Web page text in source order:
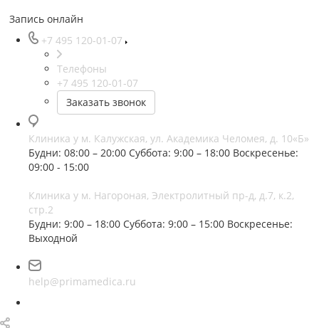
Запись онлайн
+7 495 120-01-07
Телефоны
+7 495 120-01-07
Заказать звонок
Клиника у м. Калужская, ул. Академика Челомея, д. 10«Б»
Будни: 08:00 – 20:00 Суббота: 9:00 – 18:00 Воскресенье:
09:00 - 15:00
Клиника у м. Нагороная, Электролитный пр-д, д.7, к.2,
стр.2
Будни: 9:00 – 18:00 Суббота: 9:00 – 15:00 Воскресенье:
Выходной
help@primamedica.ru